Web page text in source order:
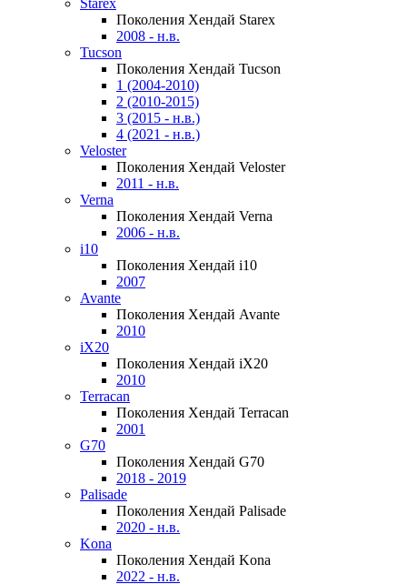
Starex
Поколения Хендай Starex
2008 - н.в.
Tucson
Поколения Хендай Tucson
1 (2004-2010)
2 (2010-2015)
3 (2015 - н.в.)
4 (2021 - н.в.)
Veloster
Поколения Хендай Veloster
2011 - н.в.
Verna
Поколения Хендай Verna
2006 - н.в.
i10
Поколения Хендай i10
2007
Avante
Поколения Хендай Avante
2010
iX20
Поколения Хендай iX20
2010
Terracan
Поколения Хендай Terracan
2001
G70
Поколения Хендай G70
2018 - 2019
Palisade
Поколения Хендай Palisade
2020 - н.в.
Kona
Поколения Хендай Kona
2022 - н.в.